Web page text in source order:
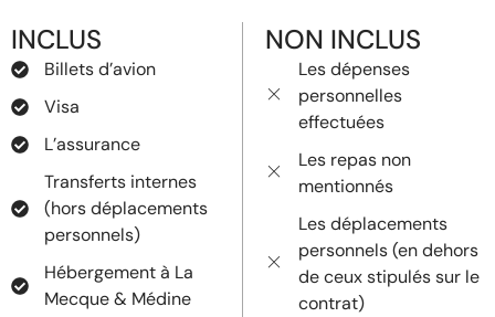
INCLUS
Billets d’avion
Visa
L’assurance
Transferts internes
(hors déplacements
personnels)
Hébergement à La
Mecque & Médine
NON INCLUS
Les dépenses
personnelles
effectuées
Les repas non
mentionnés
Les déplacements
personnels (en dehors
de ceux stipulés sur le
contrat)